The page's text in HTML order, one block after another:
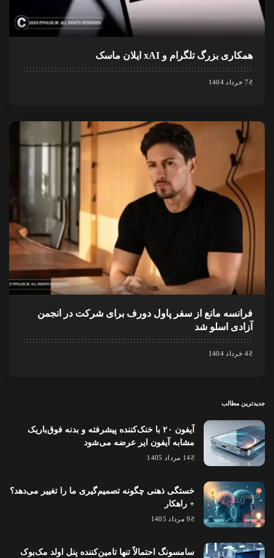
همکاری بزرگ تلگرام و xAI ایلان ماسک
7 خرداد 1404
فرانسه مانع از سفر پاول دورف برای شرکت در انجمن
آزادی اسلو شد
4 خرداد 1404
جدیدترین مطالب
آیفون ۲۰ با خنک‌کننده پیشرفته و بدنه فوق‌باریک
مشابه آیفون ایر عرضه می‌شود
14 مرداد 1405
خستگی ذهنی چگونه تصمیم‌گیری ما را تغییر می‌دهد؟
+ راهکار
9 مرداد 1405
سامسونگ احتمالاً تنها تامین‌کننده پنل اولد مک‌بوک